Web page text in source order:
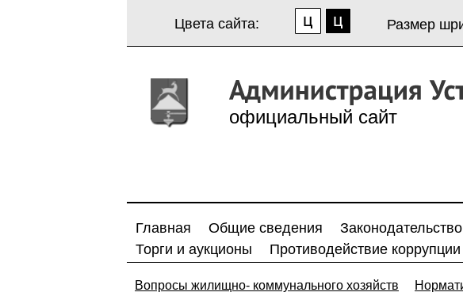
Цвета сайта: Размер
официальный сайт
Главная Общие сведения Законодательство
Торги и аукционы
Противодействие коррупции
Вопросы жилищно- коммунального хозяйств